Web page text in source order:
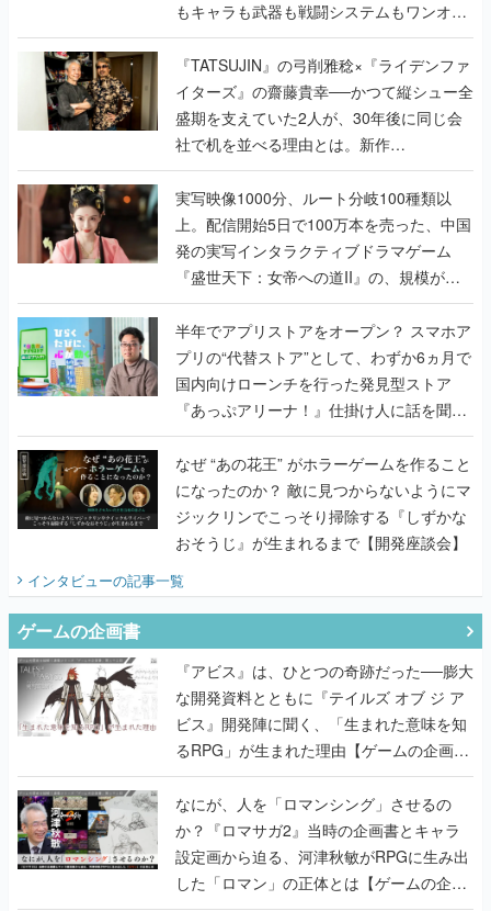
もキャラも武器も戦闘システムもワンオフ
で作り込まれた理由を両ディレクターに聞
く
『TATSUJIN』の弓削雅稔×『ライデンファ
イターズ』の齋藤貴幸──かつて縦シュー全
盛期を支えていた2人が、30年後に同じ会
社で机を並べる理由とは。新作
『TATSUJIN EXTREME』で初タッグを組
んだレジェンド2人に訊く開発秘話
実写映像1000分、ルート分岐100種類以
上。配信開始5日で100万本を売った、中国
発の実写インタラクティブドラマゲーム
『盛世天下：女帝への道II』の、規模が違
うこだわりをプロデューサーに聞いた
半年でアプリストアをオープン？ スマホア
プリの“代替ストア”として、わずか6ヵ月で
国内向けローンチを行った発見型ストア
『あっぷアリーナ！』仕掛け人に話を聞い
てみた
なぜ “あの花王” がホラーゲームを作ること
になったのか？ 敵に見つからないようにマ
ジックリンでこっそり掃除する『しずかな
おそうじ』が生まれるまで【開発座談会】
インタビューの記事一覧
ゲームの企画書
『アビス』は、ひとつの奇跡だった──膨大
な開発資料とともに『テイルズ オブ ジ ア
ビス』開発陣に聞く、「生まれた意味を知
るRPG」が生まれた理由【ゲームの企画
書】
なにが、人を「ロマンシング」させるの
か？『ロマサガ2』当時の企画書とキャラ
設定画から迫る、河津秋敏がRPGに生み出
した「ロマン」の正体とは【ゲームの企画